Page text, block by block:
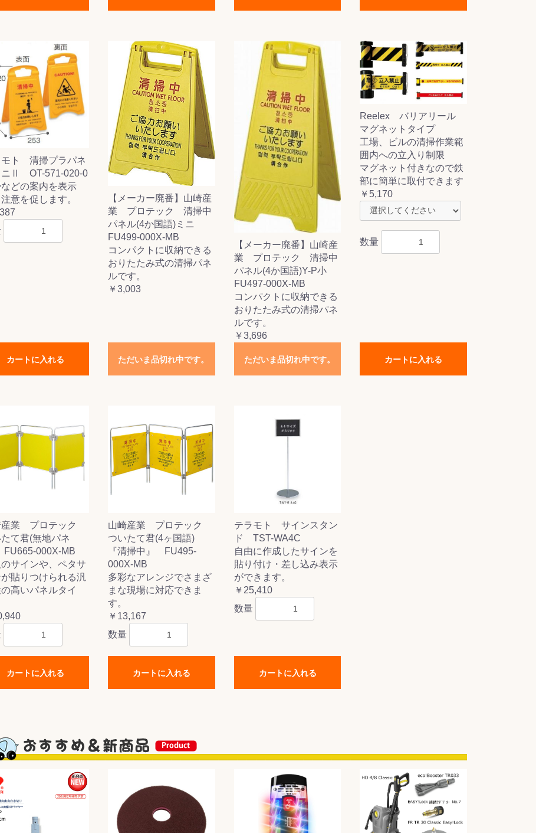
前処理
モト 清掃プラパネ
ニⅡ OT-571-020-0
どの案内を表示
意を促します。
カートに入れる
【メーカー廃番】山崎産
業 プロテック 清掃中
パネル(4か国語)ミニ
FU499-000X-MB
コンパクトに収納できる
おりたたみ式の清掃パネ
ルです。
￥3,003
ただいま品切れ中です。
【メーカー廃番】山崎産
業 プロテック 清掃中
パネル(4か国語)Y-P小
FU497-000X-MB
コンパクトに収納できる
おりたたみ式の清掃パネ
ルです。
￥3,696
ただいま品切れ中です。
Reelex バリアリール
マグネットタイプ
工場、ビルの清掃作業範
囲内への立入り制限
マグネット付きなので鉄
部に簡単に取付できます
￥5,170
数量
カートに入れる
産業 プロテック
て君(無地パネ
000X-MB
サインや、ペタサ
貼りつけられる汎
高いパネルタイ
カートに入れる
山崎産業 プロテック
ついたて君(4ヶ国語)
『清掃中』 FU495-
000X-MB
多彩なアレンジでさまざ
まな現場に対応できま
す。
￥13,167
数量
カートに入れる
テラモト サインスタン
ド TST-WA4C
自由に作成したサインを
貼り付け・差し込み表示
ができます。
￥25,410
数量
カートに入れる